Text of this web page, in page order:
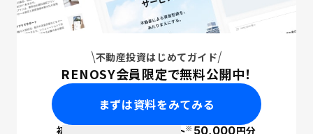
不動産投資はじめてガイド
RENOSY会員限定で無料公開中！
まずは資料をみてみる
初回面談で ポイント※50,000円分